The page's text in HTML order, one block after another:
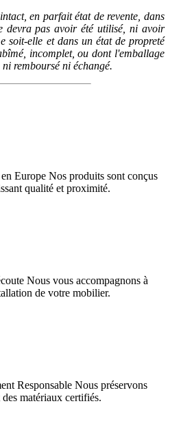
en parfait état de revente, dans
devra pas avoir été utilisé, ni avoir
soit-elle et dans un état de propreté
incomplet, ou dont l'emballage
remboursé ni échangé.
Europe Nos produits sont conçus
qualité et proximité.
Nous vous accompagnons à
de votre mobilier.
Responsable Nous préservons
matériaux certifiés.